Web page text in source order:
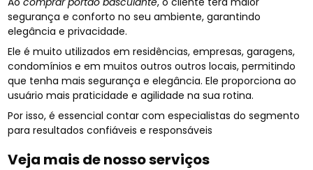
segurança e conforto no seu ambiente, garantindo
elegância e privacidade.
Ele é muito utilizados em residências, empresas, garagens,
condomínios e em muitos outros outros locais, permitindo
que tenha mais segurança e elegância. Ele proporciona ao
usuário mais praticidade e agilidade na sua rotina.
Por isso, é essencial contar com especialistas do segmento
para resultados confiáveis e responsáveis
Veja mais de nosso serviços